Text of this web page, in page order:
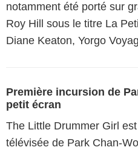
notamment été porté sur
Roy Hill sous le titre La
Diane Keaton, Yorgo
Première incursion de
petit écran
The Little Drummer Girl
télévisée de Park Chan-